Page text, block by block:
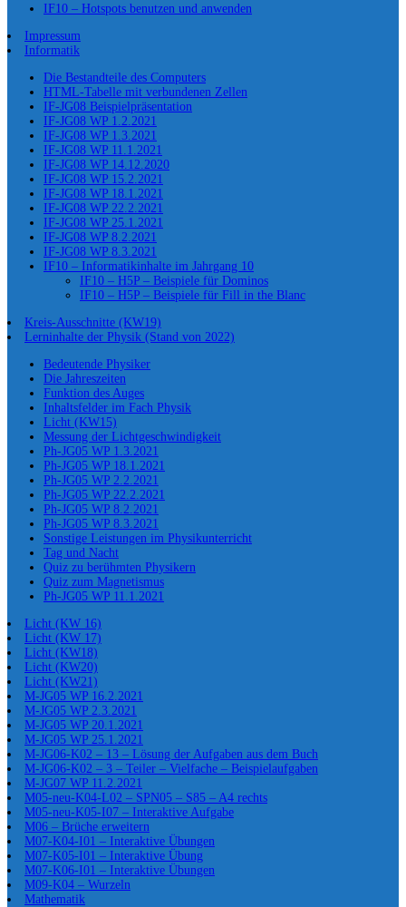
IF10 – Hotspots benutzen und anwenden
Impressum
Informatik
Die Bestandteile des Computers
HTML-Tabelle mit verbundenen Zellen
IF-JG08 Beispielpräsentation
IF-JG08 WP 1.2.2021
IF-JG08 WP 1.3.2021
IF-JG08 WP 11.1.2021
IF-JG08 WP 14.12.2020
IF-JG08 WP 15.2.2021
IF-JG08 WP 18.1.2021
IF-JG08 WP 22.2.2021
IF-JG08 WP 25.1.2021
IF-JG08 WP 8.2.2021
IF-JG08 WP 8.3.2021
IF10 – Informatikinhalte im Jahrgang 10
IF10 – H5P – Beispiele für Dominos
IF10 – H5P – Beispiele für Fill in the Blanc
Kreis-Ausschnitte (KW19)
Lerninhalte der Physik (Stand von 2022)
Bedeutende Physiker
Die Jahreszeiten
Funktion des Auges
Inhaltsfelder im Fach Physik
Licht (KW15)
Messung der Lichtgeschwindigkeit
Ph-JG05 WP 1.3.2021
Ph-JG05 WP 18.1.2021
Ph-JG05 WP 2.2.2021
Ph-JG05 WP 22.2.2021
Ph-JG05 WP 8.2.2021
Ph-JG05 WP 8.3.2021
Sonstige Leistungen im Physikunterricht
Tag und Nacht
Quiz zu berühmten Physikern
Quiz zum Magnetismus
Ph-JG05 WP 11.1.2021
Licht (KW 16)
Licht (KW 17)
Licht (KW18)
Licht (KW20)
Licht (KW21)
M-JG05 WP 16.2.2021
M-JG05 WP 2.3.2021
M-JG05 WP 20.1.2021
M-JG05 WP 25.1.2021
M-JG06-K02 – 13 – Lösung der Aufgaben aus dem Buch
M-JG06-K02 – 3 – Teiler – Vielfache – Beispielaufgaben
M-JG07 WP 11.2.2021
M05-neu-K04-L02 – SPN05 – S85 – A4 rechts
M05-neu-K05-I07 – Interaktive Aufgabe
M06 – Brüche erweitern
M07-K04-I01 – Interaktive Übungen
M07-K05-I01 – Interaktive Übung
M07-K06-I01 – Interaktive Übungen
M09-K04 – Wurzeln
Mathematik